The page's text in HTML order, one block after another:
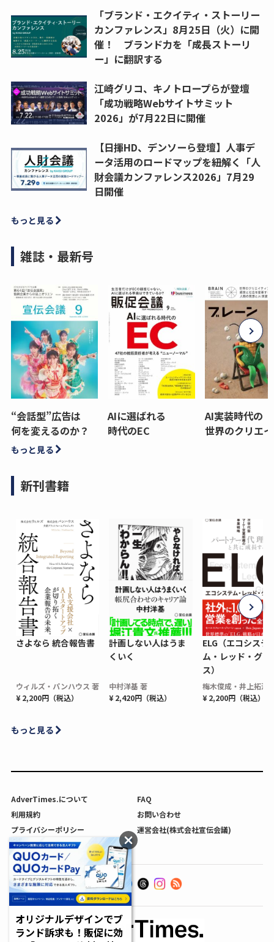
「ブランド・エクイティ・ストーリー
カンファレンス」8月25日（火）に開
催！ ブランド力を「成長ストーリ
ー」に翻訳する
江崎グリコ、キノトロープらが登壇
「成功戦略Webサイトサミット
2026」が7月22日に開催
【日揮HD、デンソーら登壇】人事デ
ータ活用のロードマップを紐解く「人
財会議カンファレンス2026」7月29
日開催
もっと見る
雑誌・最新号
“会話型”広告は
何を変えるのか？
AIに選ばれる
時代のEC
AI実装時代の
世界のクリエ
もっと見る
新刊書籍
さよなら 統合報告書
ウィルズ・パンハウス 著
¥ 2,200円（税込）
計画しない人はうま
くいく
中村洋基 著
¥ 2,420円（税込）
ELG（エコシステ
ム・レッド・グロ
ス）
梅木俊成・井上拓海
¥ 2,200円（税込）
もっと見る
AdverTimes.について
FAQ
利用規約
お問い合わせ
プライバシーポリシー
運営会社(株式会社宣伝会議)
利用者情報の外部送信について
オリジナルデザインでブ
ランド訴求も！販促に効